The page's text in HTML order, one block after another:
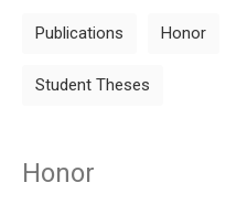
Publications Honor
Student Theses
Honor